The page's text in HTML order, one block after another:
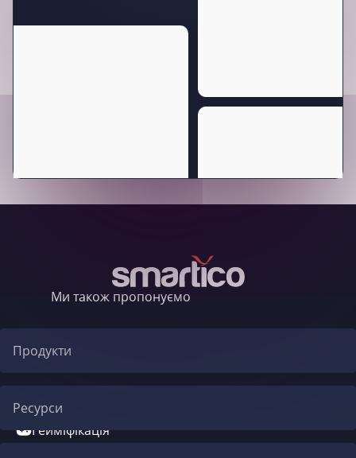
Ми також пропонуємо
Продукти
Гейміфікація
Ресурси